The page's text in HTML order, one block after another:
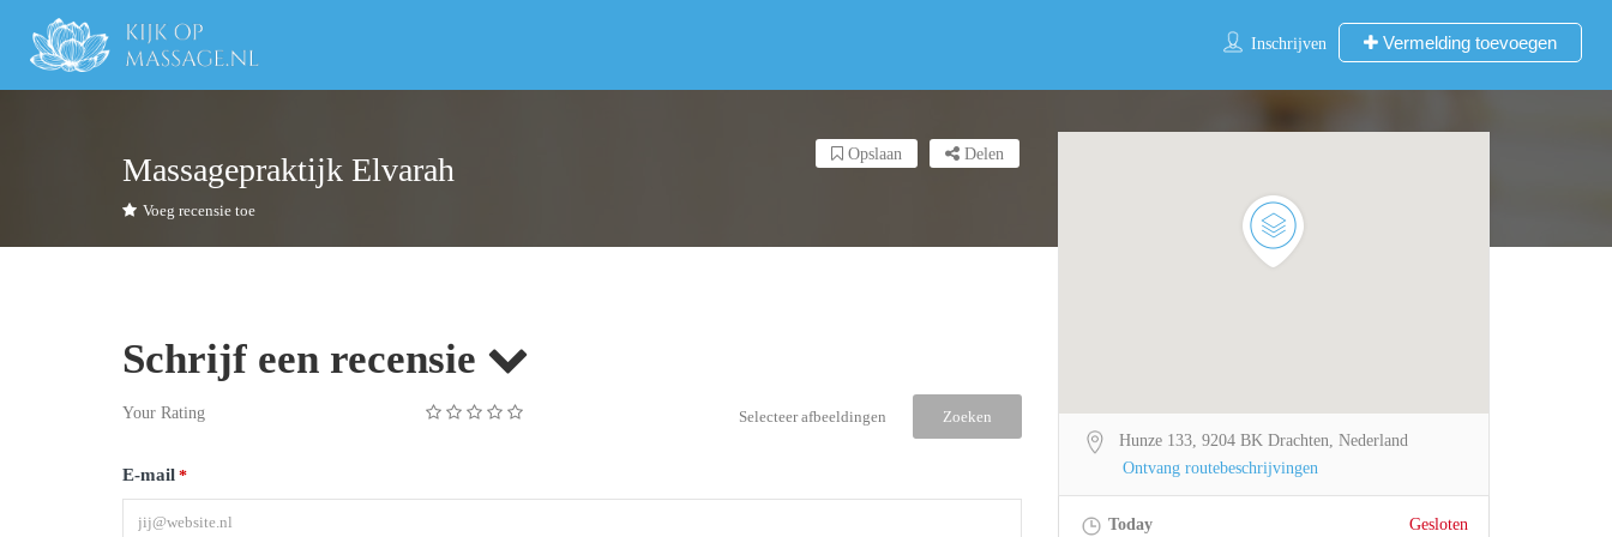
Inschrijven Vermelding toevoegen
Massagepraktijk Elvarah
Voeg recensie toe
Delen
Opslaan
Schrijf een recensie
Your Rating Selecteer afbeeldingen Zoeken
E-mail *
Hunze 133, 9204 BK Drachten, Nederland
Ontvang routebeschrijvingen
Today Gesloten